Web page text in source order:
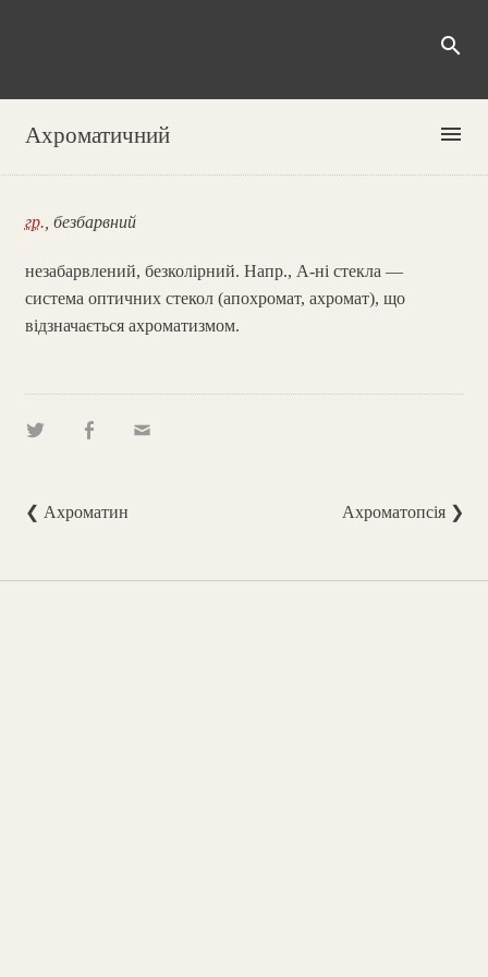
search
Ахроматичний menu
гр. , безбарвний
незабарвлений, безколірний. Напр., А-ні стекла —
система оптичних стекол (апохромат, ахромат), що
відзначається ахроматизмом.
❮ Ахроматин Ахроматопсія ❯